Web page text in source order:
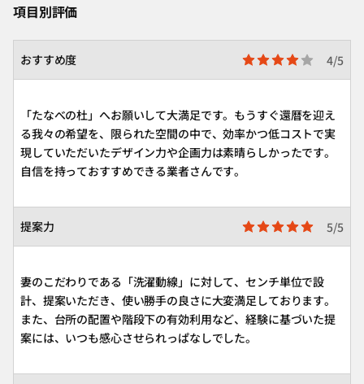
項目別評価
おすすめ度 4/5
「たなべの杜」へお願いして大満足です。もうすぐ還暦を迎え
る我々の希望を、限られた空間の中で、効率かつ低コストで実
現していただいたデザイン力や企画力は素晴らしかったです。
自信を持っておすすめできる業者さんです。
提案力 5/5
妻のこだわりである「洗濯動線」に対して、センチ単位で設
計、提案いただき、使い勝手の良さに大変満足しております。
また、台所の配置や階段下の有効利用など、経験に基づいた提
案には、いつも感心させられっぱなしでした。